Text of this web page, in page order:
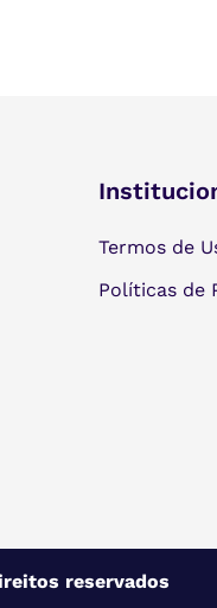
Termos de
Políticas de
reservados